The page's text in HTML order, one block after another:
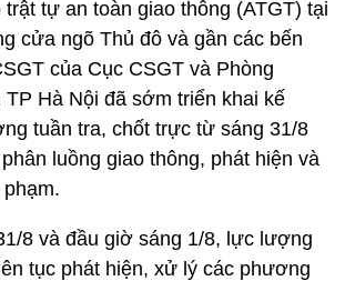
trật tự an toàn giao thông (ATGT) tại
cửa ngõ Thủ đô và gần các bến
của Cục CSGT và Phòng
TP Hà Nội đã sớm triển khai kế
tuần tra, chốt trực từ sáng 31/8
luồng giao thông, phát hiện và
8 và đầu giờ sáng 1/8, lực lượng
tục phát hiện, xử lý các phương